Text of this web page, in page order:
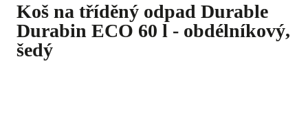
Koš na tříděný odpad Durable
Durabin ECO 60 l - obdélníkový,
šedý